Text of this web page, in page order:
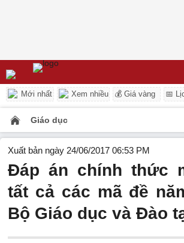
Mới nhất Xem nhiều 💰 Giá vàng 📅
Giáo dục
Xuất bản ngày 24/06/2017 06:53 PM
Đáp án chính thức
tất cả các mã đề
Bộ Giáo dục và Đào